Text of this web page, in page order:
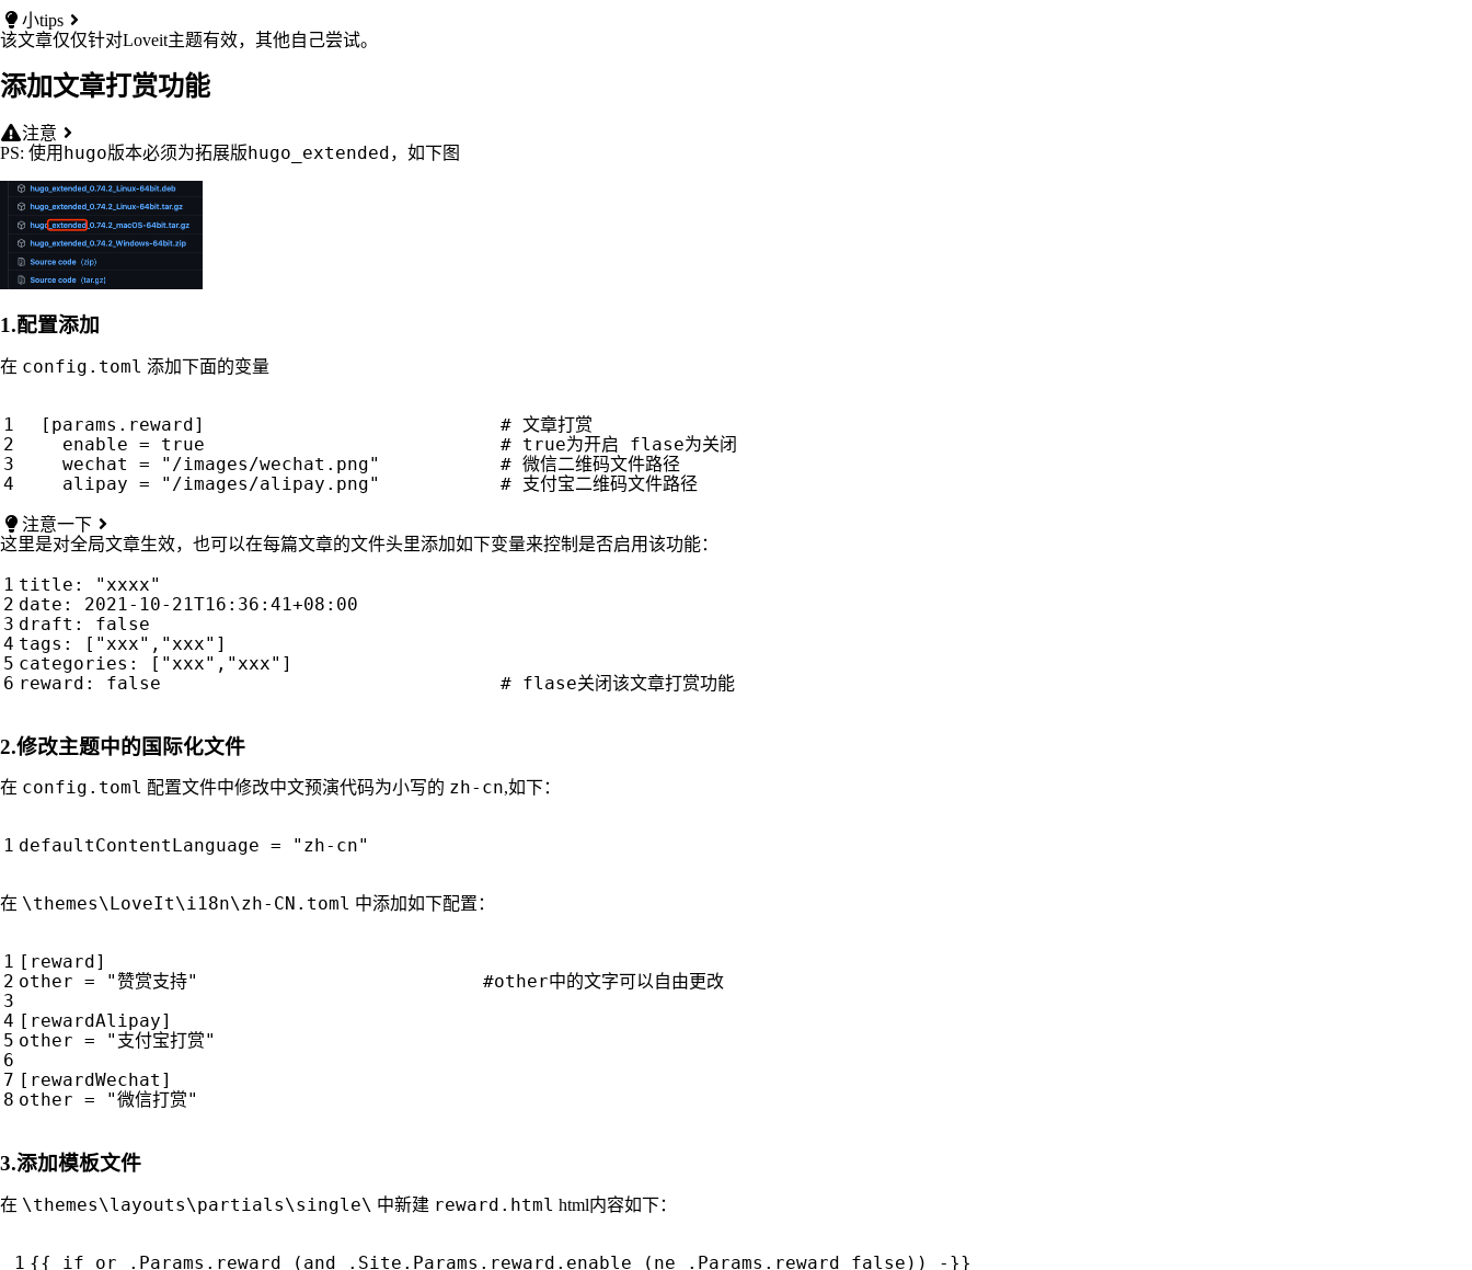
小tips
该文章仅仅针对Loveit主题有效，其他自己尝试。
添加文章打赏功能
注意
PS: 使用 hugo版本必须为拓展版hugo_extended，如下图
1.配置添加
在 config.toml 添加下面的变量
  [params.reward]                           # 文章打赏
    enable = true                           # true为开启 flase为关闭
    wechat = "/images/wechat.png"           # 微信二维码文件路径
注意一下
这里是对全局文章生效，也可以在每篇文章的文件头里添加如下变量来控制是否启用该功能：
title: "xxxx"
date: 2021-10-21T16:36:41+08:00
draft: false
tags: ["xxx","xxx"]
categories: ["xxx","xxx"]
2.修改主题中的国际化文件
在 config.toml 配置文件中修改中文预演代码为小写的 zh-cn,如下：
在 \themes\LoveIt\i18n\zh-CN.toml 中添加如下配置：
[reward]
other = "赞赏支持"                          #other中的文字可以自由更改
[rewardAlipay]
other = "支付宝打赏"
[rewardWechat]
3.添加模板文件
在 \themes\layouts\partials\single\ 中新建 reward.html html内容如下：